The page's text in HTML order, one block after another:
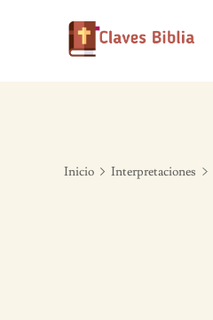
Inicio Interpretaciones